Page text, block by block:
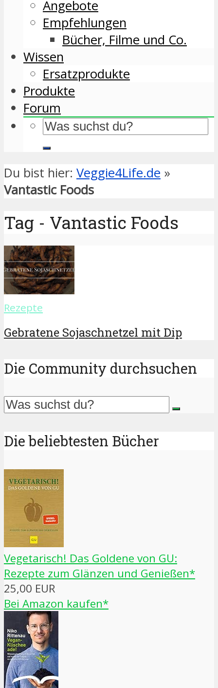
Angebote
Empfehlungen
Bücher, Filme und Co.
Wissen
Ersatzprodukte
Produkte
Forum
Du bist hier: Veggie4Life.de »
Vantastic Foods
Tag - Vantastic Foods
Rezepte
Gebratene Sojaschnetzel mit Dip
Die Community durchsuchen
Die beliebtesten Bücher
Vegetarisch! Das Goldene von GU:
Rezepte zum Glänzen und Genießen*
25,00 EUR
Bei Amazon kaufen*